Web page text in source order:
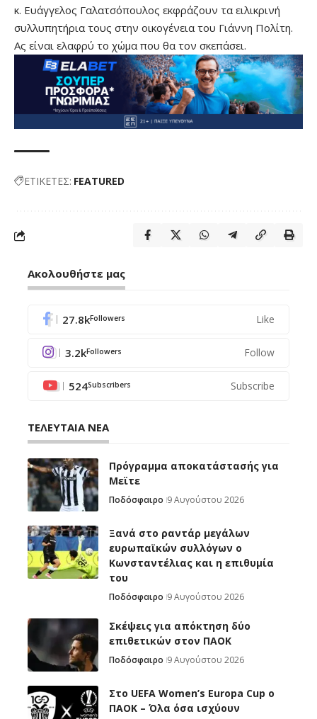
κ. Ευάγγελος Γαλατσόπουλος εκφράζουν τα ειλικρινή
συλλυπητήρια τους στην οικογένεια του Γιάννη Πολίτη.
Ας είναι ελαφρύ το χώμα που θα τον σκεπάσει.
ΕΤΙΚΕΤΕΣ: FEATURED
Ακολουθήστε μας
27.8kFollowers Like
3.2kFollowers Follow
524Subscribers Subscribe
ΤΕΛΕΥΤΑΙΑ ΝΕΑ
Πρόγραμμα αποκατάστασής για
Μεϊτε
Ποδόσφαιρο 9 Αυγούστου 2026
Ξανά στο ραντάρ μεγάλων
ευρωπαϊκών συλλόγων ο
Κωνσταντέλιας και η επιθυμία
του
Ποδόσφαιρο 9 Αυγούστου 2026
Σκέψεις για απόκτηση δύο
επιθετικών στον ΠΑΟΚ
Ποδόσφαιρο 9 Αυγούστου 2026
Στο UEFA Women’s Europa Cup ο
ΠΑΟΚ – Όλα όσα ισχύουν